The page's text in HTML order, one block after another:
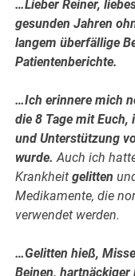
…Lieber Reiner,
gesunden Jahren
langem überfällige
Patientenberichte.
…Ich erinnere mich
die 8 Tage mit
und Unterstützung
wurde. Auch ich
Krankheitgelitten
Medikamente, die
verwendet werden.
…Gelitten hieß,
Beinen,